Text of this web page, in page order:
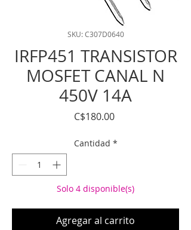
SKU: C307D0640
IRFP451 TRANSISTOR
MOSFET CANAL N
450V 14A
C$180.00Precio
Cantidad *
Solo 4 disponible(s)
Agregar al carrito